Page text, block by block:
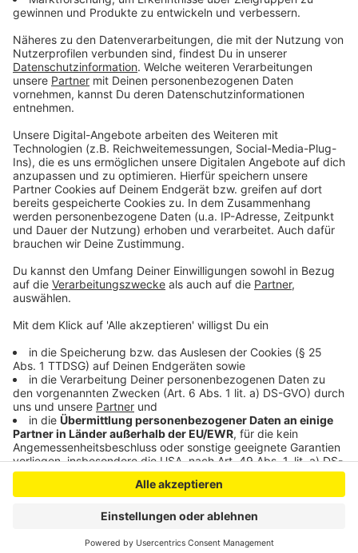
Anzeige
Weitere Meldungen aus Leverkusen
Anzeige
Freudenthaler Straße in Schlebusch wird testweise
Einbahnstraße
EVL erhöht Trinkwasserpreise in Leverkusen
Machbarkeitsstudie für neue Feuerwache ist da
Anzeige
Anzeige